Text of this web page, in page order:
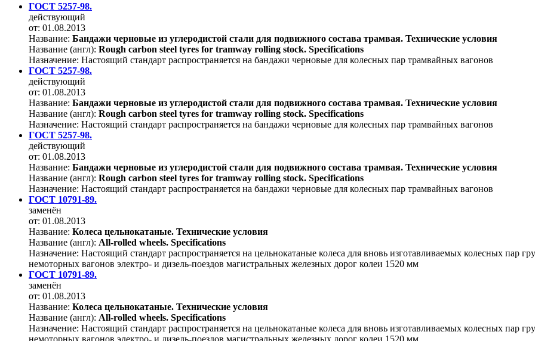
ГОСТ 5257-98.
действующий
от: 01.08.2013
Название: Бандажи черновые из углеродистой стали для подвижного состава трамвая. Технические условия
Название (англ): Rough carbon steel tyres for tramway rolling stock. Specifications
Назначение: Настоящий стандарт распространяется на бандажи черновые для колесных пар трамвайных вагонов
ГОСТ 5257-98.
действующий
от: 01.08.2013
Название: Бандажи черновые из углеродистой стали для подвижного состава трамвая. Технические условия
Название (англ): Rough carbon steel tyres for tramway rolling stock. Specifications
Назначение: Настоящий стандарт распространяется на бандажи черновые для колесных пар трамвайных вагонов
ГОСТ 5257-98.
действующий
от: 01.08.2013
Название: Бандажи черновые из углеродистой стали для подвижного состава трамвая. Технические условия
Название (англ): Rough carbon steel tyres for tramway rolling stock. Specifications
Назначение: Настоящий стандарт распространяется на бандажи черновые для колесных пар трамвайных вагонов
ГОСТ 10791-89.
заменён
от: 01.08.2013
Название: Колеса цельнокатаные. Технические условия
Название (англ): All-rolled wheels. Specifications
Назначение: Настоящий стандарт распространяется на цельнокатаные колеса для вновь изготавливаемых колесных пар
немоторных вагонов электро- и дизель-поездов магистральных железных дорог колеи 1520 мм
ГОСТ 10791-89.
заменён
от: 01.08.2013
Название: Колеса цельнокатаные. Технические условия
Название (англ): All-rolled wheels. Specifications
Назначение: Настоящий стандарт распространяется на цельнокатаные колеса для вновь изготавливаемых колесных пар
немоторных вагонов электро- и дизель-поездов магистральных железных дорог колеи 1520 мм